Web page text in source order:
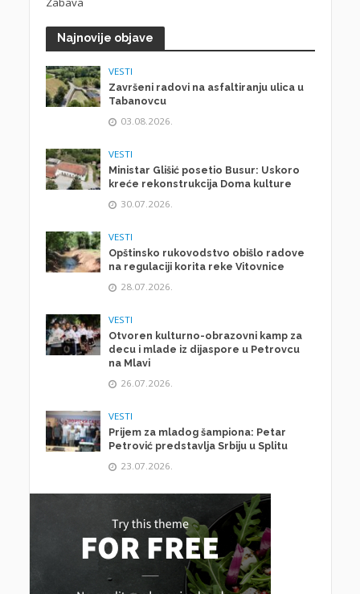
Najnovije objave
VESTI
Završeni radovi na asfaltiranju ulica u
Tabanovcu
03.08.2026.
VESTI
Ministar Glišić posetio Busur: Uskoro
kreće rekonstrukcija Doma kulture
30.07.2026.
VESTI
Opštinsko rukovodstvo obišlo radove
na regulaciji korita reke Vitovnice
28.07.2026.
VESTI
Otvoren kulturno-obrazovni kamp za
decu i mlade iz dijaspore u Petrovcu
na Mlavi
26.07.2026.
VESTI
Prijem za mladog šampiona: Petar
Petrović predstavlja Srbiju u Splitu
23.07.2026.